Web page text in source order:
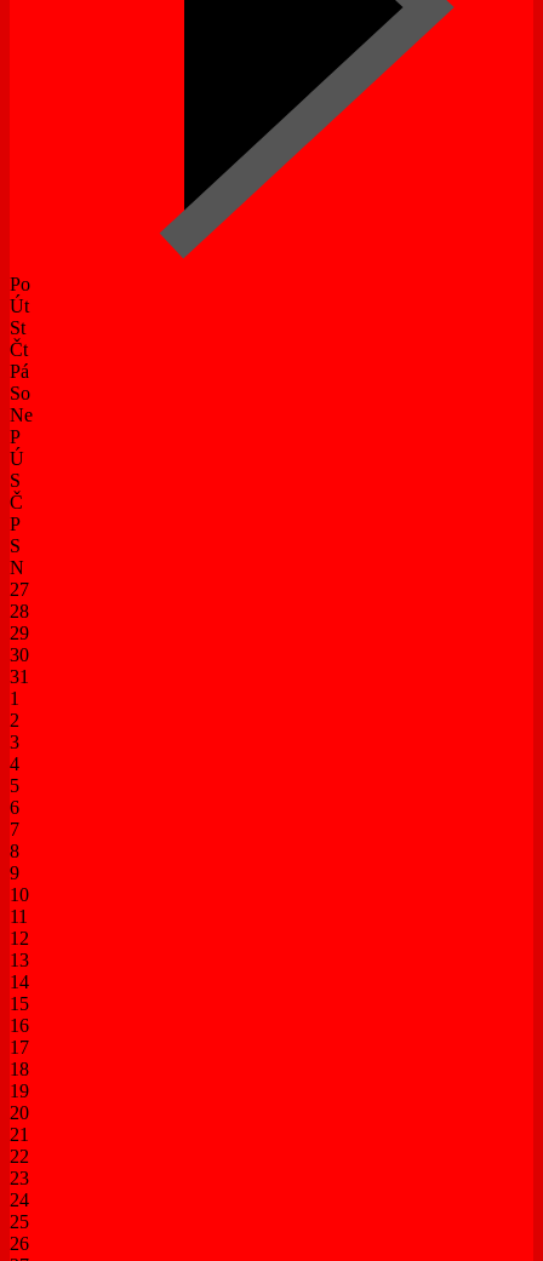
Po
Út
St
Čt
Pá
So
Ne
P
Ú
S
Č
P
S
N
27
28
29
30
31
1
2
3
4
5
6
7
8
9
10
11
12
13
14
15
16
17
18
19
20
21
22
23
24
25
26